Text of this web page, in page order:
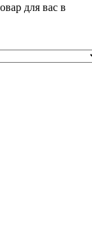
для вас в